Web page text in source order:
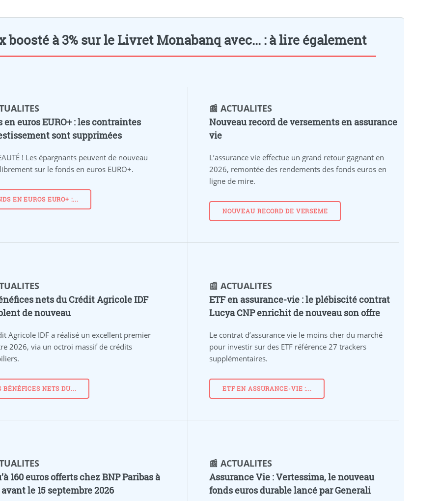
boosté à 3% sur le Livret Monabanq avec... : à lire également
en euros EURO+ : les contraintes
sont supprimées
! Les épargnants peuvent de nouveau
sur le fonds en euros EURO+.
EN EUROS EURO+ :...
📰 ACTUALITES
Nouveau record de versements en assurance
vie
L’assurance vie effectue un grand retour gagnant en
2026, remontée des rendements des fonds euros en
ligne de mire.
NOUVEAU RECORD DE VERSEME
nets du Crédit Agricole IDF
de nouveau
Agricole IDF a réalisé un excellent premier
2026, via un octroi massif de crédits
BÉNÉFICES NETS DU...
📰 ACTUALITES
ETF en assurance-vie : le plébiscité contrat
Lucya CNP enrichit de nouveau son offre
Le contrat d’assurance vie le moins cher du marché
pour investir sur des ETF référence 27 trackers
supplémentaires.
ETF EN ASSURANCE-VIE :...
160 euros offerts chez BNP Paribas à
le 15 septembre 2026
📰 ACTUALITES
Assurance Vie : Vertessima, le nouveau
fonds euros durable lancé par Generali